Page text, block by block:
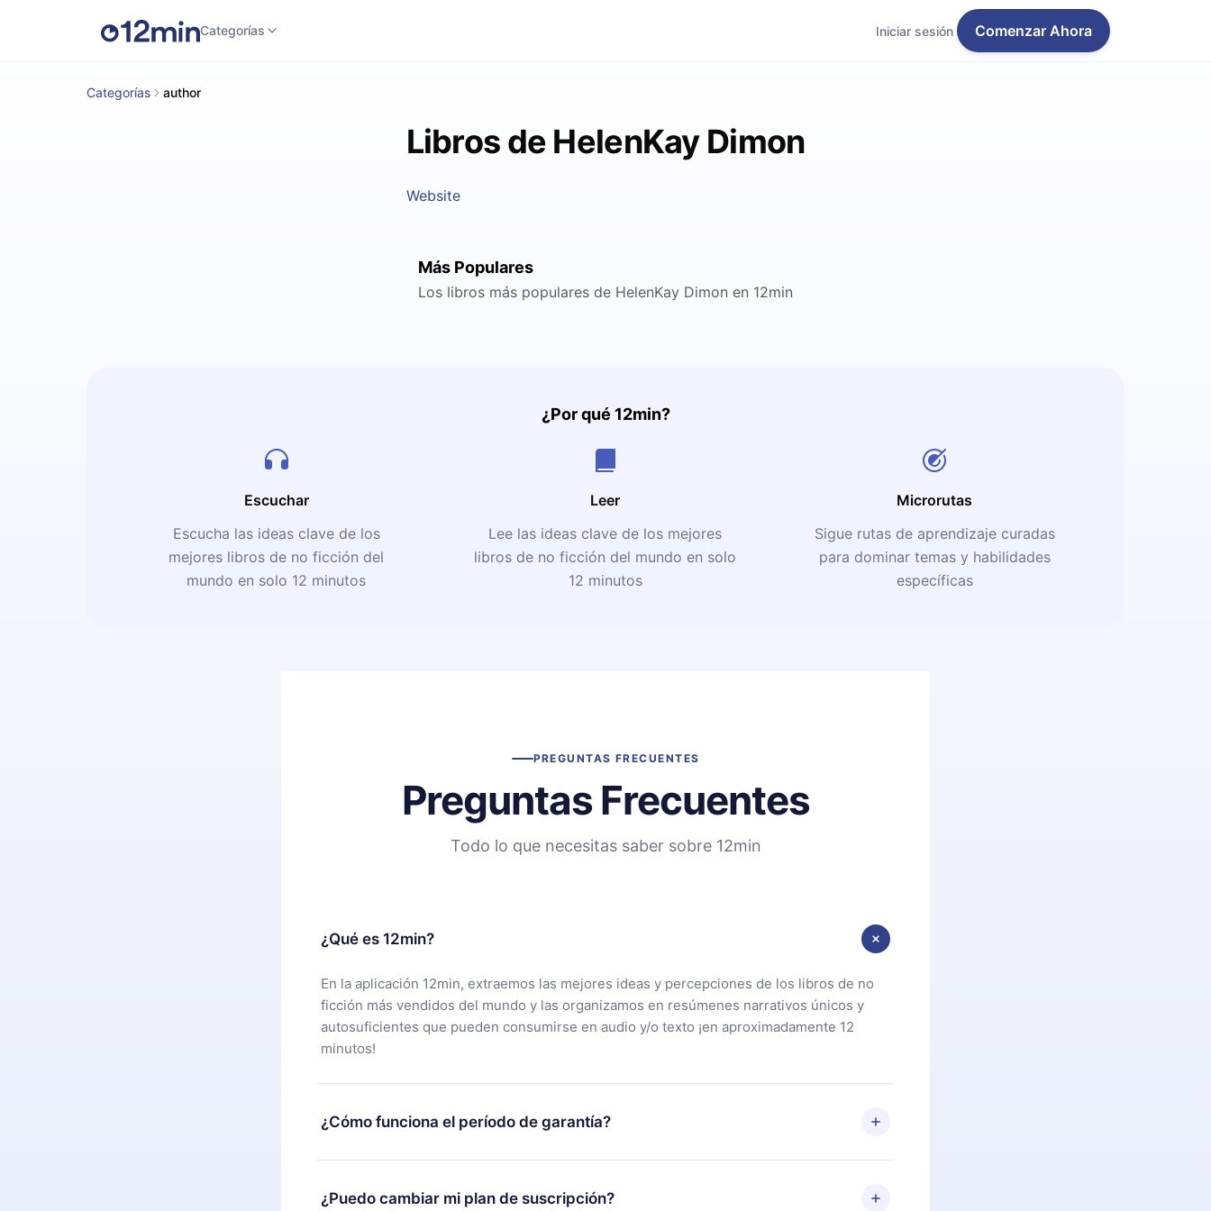
Categorías Iniciar sesión Comenzar Ahora
Categorías author
Libros de HelenKay Dimon
Website
Más Populares
Los libros más populares de HelenKay Dimon en 12min
¿Por qué 12min?
Escuchar
Escucha las ideas clave de los
mejores libros de no ficción del
mundo en solo 12 minutos
Leer
Lee las ideas clave de los mejores
libros de no ficción del mundo en solo
12 minutos
Microrutas
Sigue rutas de aprendizaje curadas
para dominar temas y habilidades
específicas
PREGUNTAS FRECUENTES
Preguntas Frecuentes
Todo lo que necesitas saber sobre 12min
¿Qué es 12min?
En la aplicación 12min, extraemos las mejores ideas y percepciones de los libros de no
ficción más vendidos del mundo y las organizamos en resúmenes narrativos únicos y
autosuficientes que pueden consumirse en audio y/o texto ¡en aproximadamente 12
minutos!
¿Cómo funciona el período de garantía?
Puedes descargar nuestra aplicación y comenzar a disfrutar de nuestra biblioteca. Si por
alguna razón no estás satisfecho con nuestra plataforma, simplemente contacta a
¿Puedo cambiar mi plan de suscripción?